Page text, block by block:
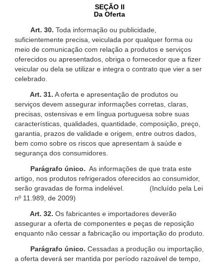
SEÇÃO II
Da Oferta
Art. 30. Toda informação ou publicidade,
suficientemente precisa, veiculada por qualquer forma ou
meio de comunicação com relação a produtos e serviços
oferecidos ou apresentados, obriga o fornecedor que a fizer
veicular ou dela se utilizar e integra o contrato que vier a ser
celebrado.
Art. 31. A oferta e apresentação de produtos ou
serviços devem assegurar informações corretas, claras,
precisas, ostensivas e em língua portuguesa sobre suas
características, qualidades, quantidade, composição, preço,
garantia, prazos de validade e origem, entre outros dados,
bem como sobre os riscos que apresentam à saúde e
segurança dos consumidores.
Parágrafo único. As informações de que trata este
artigo, nos produtos refrigerados oferecidos ao consumidor,
serão gravadas de forma indelével. (Incluído pela Lei
nº 11.989, de 2009)
Art. 32. Os fabricantes e importadores deverão
assegurar a oferta de componentes e peças de reposição
enquanto não cessar a fabricação ou importação do produto.
Parágrafo único. Cessadas a produção ou importação,
a oferta deverá ser mantida por período razoável de tempo,